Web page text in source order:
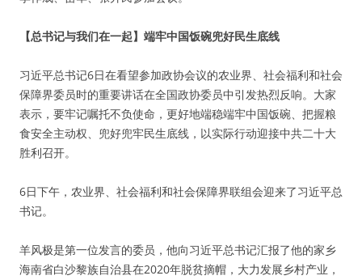
【总书记与我们在一起】端牢中国饭碗兜好民生底线
习近平总书记6日在看望参加政协会议的农业界、社会福利和社会
保障界委员时的重要讲话在全国政协委员中引发热烈反响。大家
表示，要牢记嘱托不负使命，更好地端稳端牢中国饭碗、把握粮
食安全主动权、兜好兜牢民生底线，以实际行动迎接中共二十大
胜利召开。
6日下午，农业界、社会福利和社会保障界联组会迎来了习近平总
书记。
羊风极是第一位发言的委员，他向习近平总书记汇报了他的家乡
海南省白沙黎族自治县在2020年脱贫摘帽，大力发展乡村产业，